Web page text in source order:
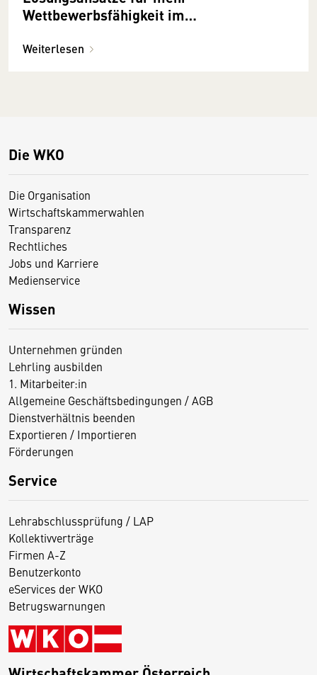
Wettbewerbsfähigkeit im
Weiterlesen
Die WKO
Die Organisation
Wirtschaftskammerwahlen
Transparenz
Rechtliches
Jobs und Karriere
Medienservice
Wissen
Unternehmen gründen
Lehrling ausbilden
1. Mitarbeiter:in
Allgemeine Geschäftsbedingungen / AGB
Dienstverhältnis beenden
Exportieren / Importieren
Förderungen
Service
Lehrabschlussprüfung / LAP
Kollektivverträge
Firmen A-Z
Benutzerkonto
eServices der WKO
Betrugswarnungen